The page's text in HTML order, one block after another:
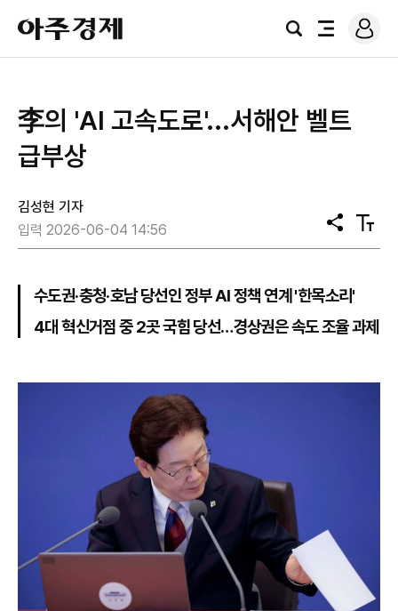
아
주
경
검
전
로
그
李의 'AI 고속도로'...서해안 벨트
급부상
김성현 기자
입력 2026-06-04 14:56
공
유
텍
스
수도권·충청·호남 당선인 정부 AI 정책 연계 '한목소리'
4대 혁신거점 중 2곳 국힘 당선…경상권은 속도 조율 과제